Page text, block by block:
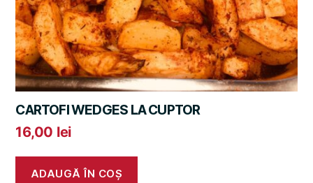
CARTOFI WEDGES LA CUPTOR
16,00 lei
ADAUGĂ ÎN COȘ